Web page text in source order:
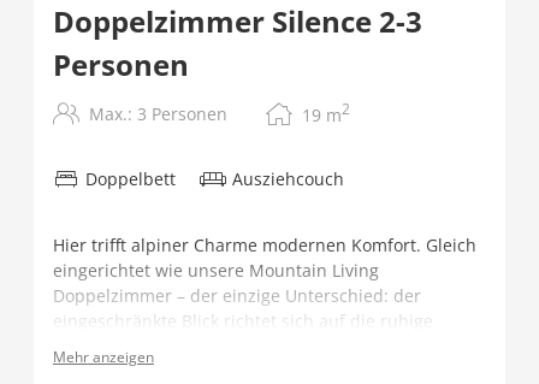
Doppelzimmer Silence 2-3
Personen
Max.: 3 Personen 19 m2
Doppelbett Ausziehcouch
Hier trifft alpiner Charme modernen Komfort. Gleich
eingerichtet wie unsere Mountain Living
Doppelzimmer – der einzige Unterschied: der
eingeschränkte Blick richtet sich auf die ruhige
Terrasse – ideal für Gäste, die Erholung und Stille
suchen.
Mehr anzeigen